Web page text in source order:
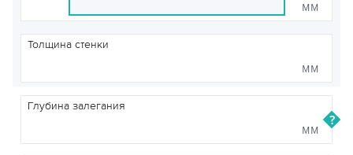
мм
Толщина стенки
мм
Глубина залегания
мм